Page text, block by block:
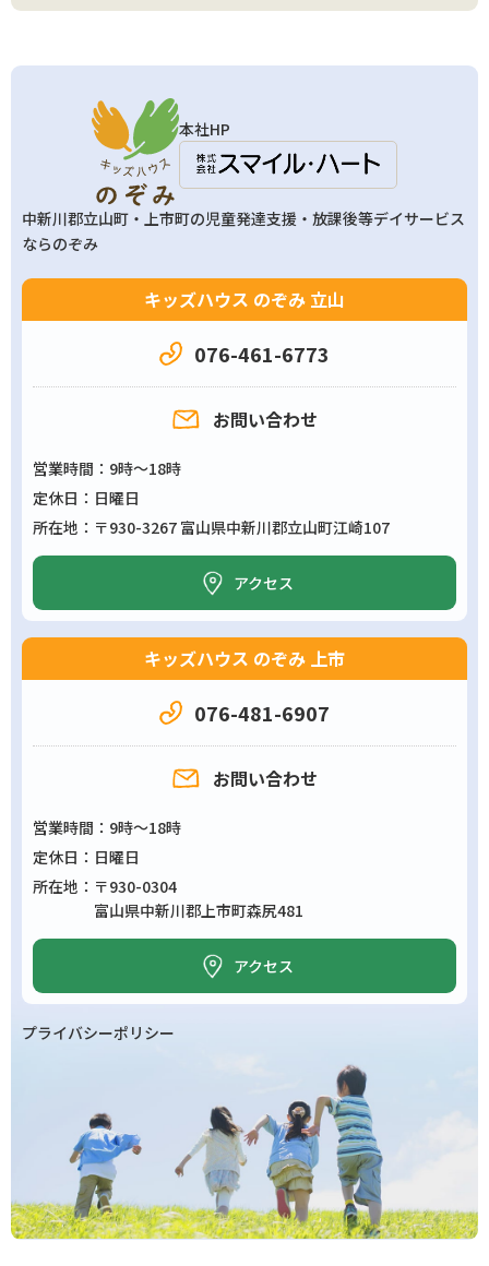
本社HP
中新川郡立山町・上市町の児童発達支援・放課後等デイサービス
ならのぞみ
キッズハウス のぞみ 立山
076-461-6773
お問い合わせ
営業時間
9時～18時
定休日
日曜日
所在地
〒930-3267 富山県中新川郡立山町江崎107
アクセス
キッズハウス のぞみ 上市
076-481-6907
お問い合わせ
営業時間
9時～18時
定休日
日曜日
所在地
〒930-0304
富山県中新川郡上市町森尻481
アクセス
プライバシーポリシー